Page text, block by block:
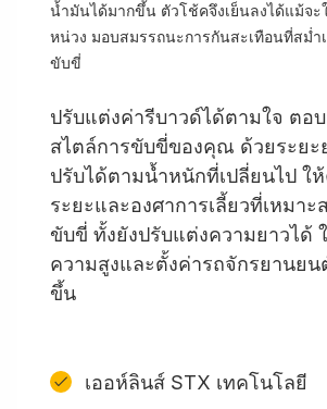
น้ำมันได้มากขึ้น ตัวโช้คจึงเย็นลงได้แม้จะ
หน่วง มอบสมรรถนะการกันสะเทือนที่สม่ำ
ขับขี่
ปรับแต่งค่ารีบาวด์ได้ตามใจ ตอ
สไตล์การขับขี่ของคุณ ด้วยระยะ
ปรับได้ตามน้ำหนักที่เปลี่ยนไป ใ
ระยะและองศาการเลี้ยวที่เหมา
ขับขี่ ทั้งยังปรับแต่งความยาวได้
ความสูงและตั้งค่ารถจักรยานยน
ขึ้น
เออห์ลินส์ STX เทคโนโลยี